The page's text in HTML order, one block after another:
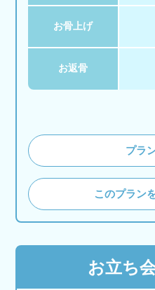
お骨上げ
お返骨
プラ
このプラン
お立ち